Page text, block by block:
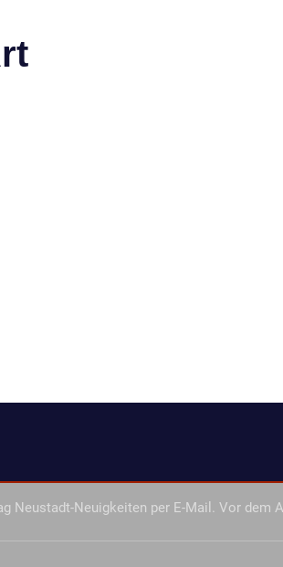
Neustadt-Neuigkeiten per E-Mail. Vor dem